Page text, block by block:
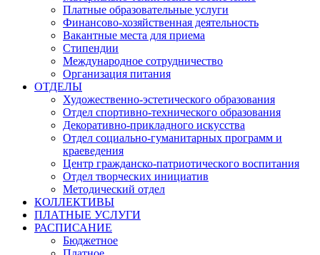
Платные образовательные услуги
Финансово-хозяйственная деятельность
Вакантные места для приема
Стипендии
Международное сотрудничество
Организация питания
ОТДЕЛЫ
Художественно-эстетического образования
Отдел спортивно-технического образования
Декоративно-прикладного искусства
Отдел социально-гуманитарных программ и
краеведения
Центр гражданско-патриотического воспитания
Отдел творческих инициатив
Методический отдел
КОЛЛЕКТИВЫ
ПЛАТНЫЕ УСЛУГИ
РАСПИСАНИЕ
Бюджетное